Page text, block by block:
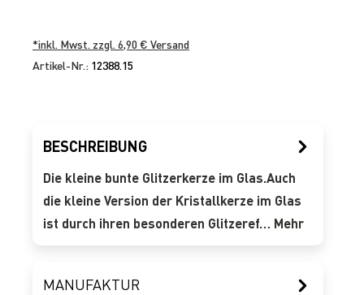
*inkl. Mwst. zzgl. 6,90 € Versand
Artikel-Nr.: 12388.15
BESCHREIBUNG
Die kleine bunte Glitzerkerze im Glas.Auch
die kleine Version der Kristallkerze im Glas
ist durch ihren besonderen Glitzeref… Mehr
MANUFAKTUR